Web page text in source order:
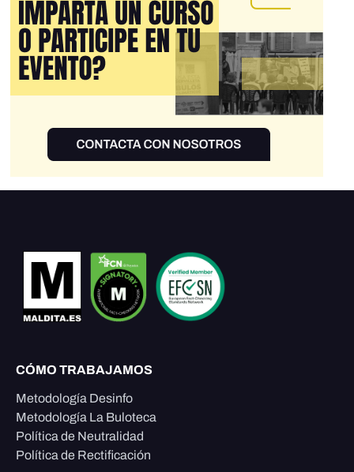
CÓMO TRABAJAMOS
Metodología Desinfo
Metodología La Buloteca
Política de Neutralidad
Política de Rectificación